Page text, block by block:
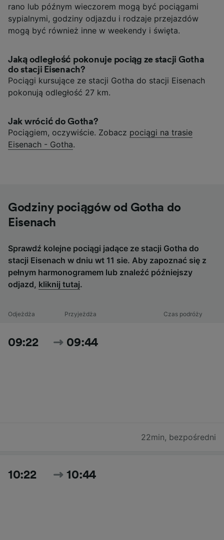
rano lub późnym wieczorem mogą być pociągami
sypialnymi, godziny odjazdu i rodzaje przejazdów
mogą być również inne w weekendy i święta.
Jaką odległość pokonuje pociąg ze stacji Gotha
do stacji Eisenach?
Pociągi kursujące ze stacji Gotha do stacji Eisenach
pokonują odległość 27 km.
Jak wrócić do Gotha?
Pociągiem, oczywiście. Zobacz pociągi na trasie
Eisenach - Gotha.
Godziny pociągów od Gotha do
Eisenach
Sprawdź kolejne pociągi jadące ze stacji Gotha do
stacji Eisenach w dniu wt 11 sie. Aby zapoznać się z
pełnym harmonogramem lub znaleźć późniejszy
odjazd, kliknij tutaj.
Odjeżdża Przyjeżdża Czas podróży
09:22 09:44
22min, bezpośredni
10:22 10:44